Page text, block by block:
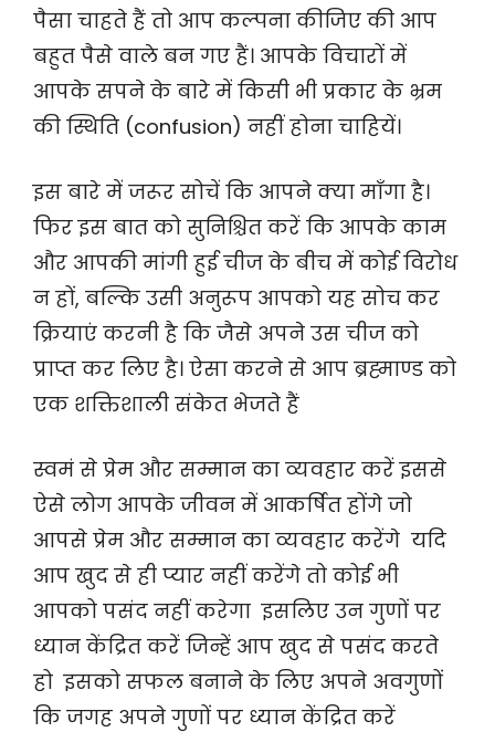
पैसा चाहते हैं तो आप कल्पना कीजिए की आप
बहुत पैसे वाले बन गए हैं। आपके विचारों में
आपके सपने के बारे में किसी भी प्रकार के भ्रम
की स्थिति (confusion) नहीं होना चाहियें।
इस बारे में जरूर सोचें कि आपने क्या माँगा है।
फिर इस बात को सुनिश्चित करें कि आपके काम
और आपकी मांगी हुई चीज के बीच में कोई विरोध
न हों, बल्कि उसी अनुरूप आपको यह सोच कर
क्रियाएं करनी है कि जैसे अपने उस चीज को
प्राप्त कर लिए है। ऐसा करने से आप ब्रह्माण्ड को
एक शक्तिशाली संकेत भेजते हैं
स्वमं से प्रेम और सम्मान का व्यवहार करें इससे
ऐसे लोग आपके जीवन में आकर्षित होंगे जो
आपसे प्रेम और सम्मान का व्यवहार करेंगे यदि
आप खुद से ही प्यार नहीं करेंगे तो कोई भी
आपको पसंद नहीं करेगा इसलिए उन गुणों पर
ध्यान केंद्रित करें जिन्हें आप खुद से पसंद करते
हो इसको सफल बनाने के लिए अपने अवगुणों
कि जगह अपने गुणों पर ध्यान केंद्रित करें